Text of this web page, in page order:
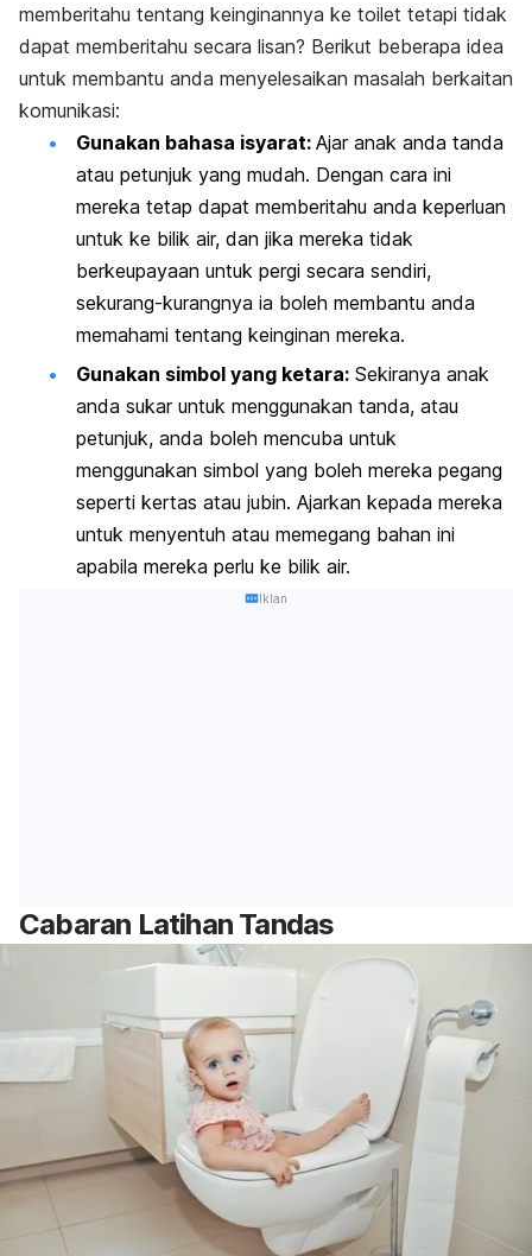
memberitahu tentang keinginannya ke toilet tetapi tidak
dapat memberitahu secara lisan? Berikut beberapa idea
untuk membantu anda menyelesaikan masalah berkaitan
komunikasi:
Gunakan bahasa isyarat: Ajar anak anda tanda
atau petunjuk yang mudah. Dengan cara ini
mereka tetap dapat memberitahu anda keperluan
untuk ke bilik air, dan jika mereka tidak
berkeupayaan untuk pergi secara sendiri,
sekurang-kurangnya ia boleh membantu anda
memahami tentang keinginan mereka.
Gunakan simbol yang ketara: Sekiranya anak
anda sukar untuk menggunakan tanda, atau
petunjuk, anda boleh mencuba untuk
menggunakan simbol yang boleh mereka pegang
seperti kertas atau jubin. Ajarkan kepada mereka
untuk menyentuh atau memegang bahan ini
apabila mereka perlu ke bilik air.
Iklan
Cabaran Latihan Tandas